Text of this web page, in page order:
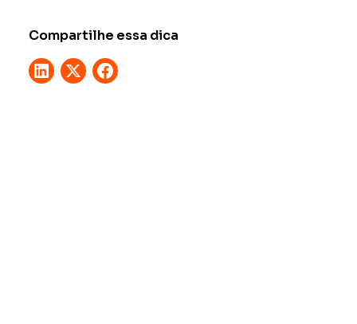
Compartilhe essa dica